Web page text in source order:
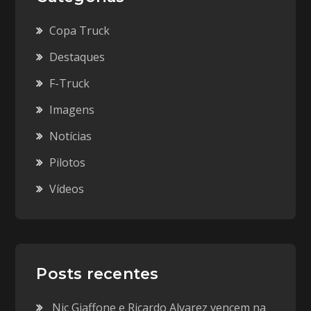
Copa Truck
Destaques
F-Truck
Imagens
Notícias
Pilotos
Vídeos
Posts recentes
Nic Giaffone e Ricardo Alvarez vencem na